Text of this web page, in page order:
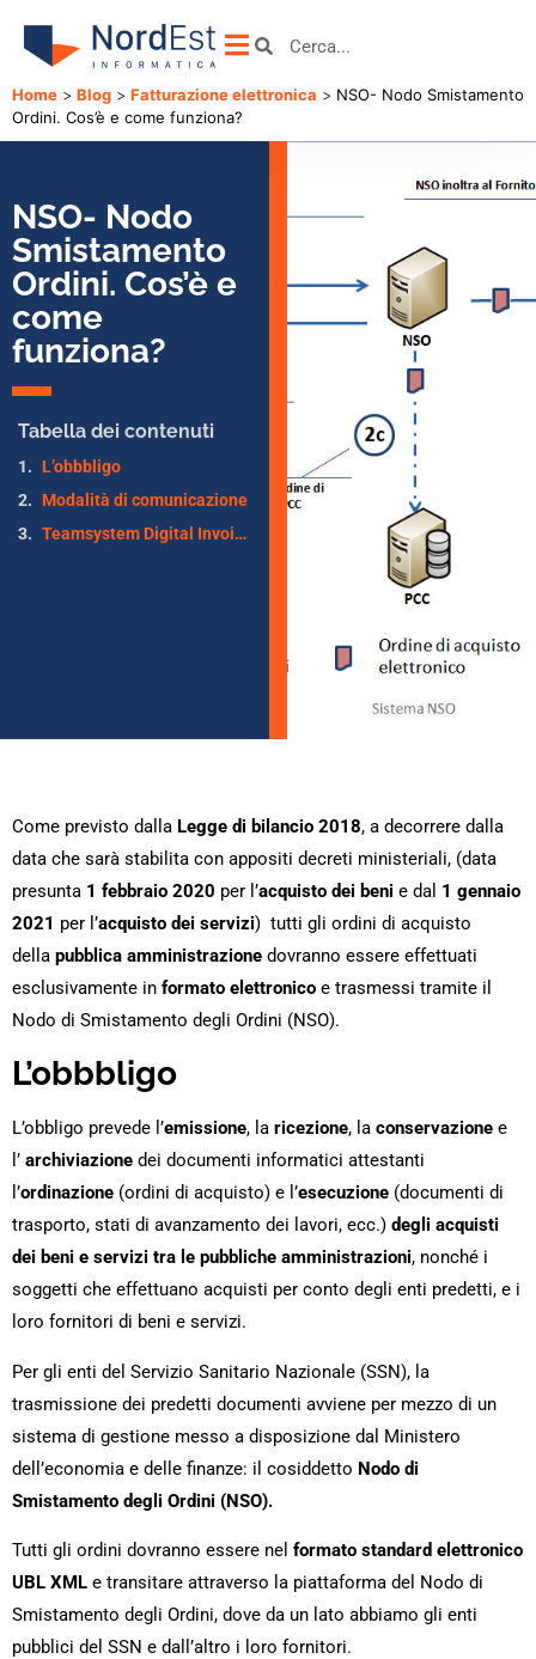
Home > Blog > Fatturazione elettronica > NSO- Nodo Smistamento
Ordini. Cos’è e come funziona?
NSO- Nodo
Smistamento
Ordini. Cos’è e
come
funziona?
Tabella dei contenuti
L’obbbligo
Modalità di comunicazione
Teamsystem Digital Invoice
Come previsto dalla Legge di bilancio 2018, a decorrere dalla
data che sarà stabilita con appositi decreti ministeriali, (data
presunta 1 febbraio 2020 per l’acquisto dei beni e dal 1 gennaio
2021 per l’acquisto dei servizi) tutti gli ordini di acquisto
della pubblica amministrazione dovranno essere effettuati
esclusivamente in formato elettronico e trasmessi tramite il
Nodo di Smistamento degli Ordini (NSO).
L’obbbligo
L’obbligo prevede l’emissione, la ricezione, la conservazione e
l’ archiviazione dei documenti informatici attestanti
l’ordinazione (ordini di acquisto) e l’esecuzione (documenti di
trasporto, stati di avanzamento dei lavori, ecc.) degli acquisti
dei beni e servizi tra le pubbliche amministrazioni, nonché i
soggetti che effettuano acquisti per conto degli enti predetti, e i
loro fornitori di beni e servizi.
Per gli enti del Servizio Sanitario Nazionale (SSN), la
trasmissione dei predetti documenti avviene per mezzo di un
sistema di gestione messo a disposizione dal Ministero
dell’economia e delle finanze: il cosiddetto Nodo di
Smistamento degli Ordini (NSO).
Tutti gli ordini dovranno essere nel formato standard elettronico
UBL XML e transitare attraverso la piattaforma del Nodo di
Smistamento degli Ordini, dove da un lato abbiamo gli enti
pubblici del SSN e dall’altro i loro fornitori.